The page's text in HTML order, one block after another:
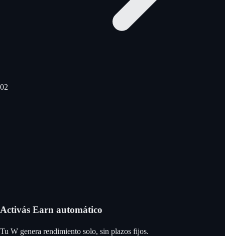
02
Activás Earn automático
Tu W genera rendimiento solo, sin plazos fijos.